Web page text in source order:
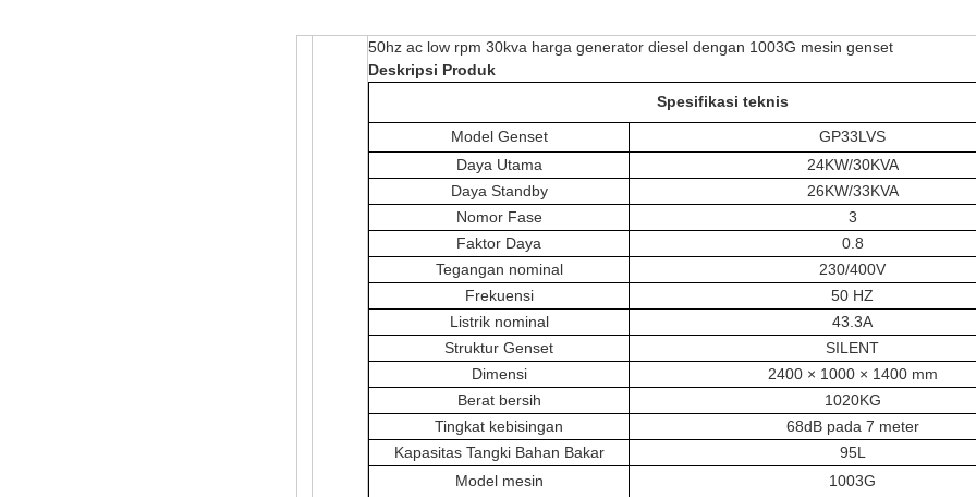
50hz ac low rpm 30kva harga generator diesel dengan 1003G mesin genset
Deskripsi Produk
Spesifikasi teknis
Model Genset
GP33LVS
Daya Utama
24KW/30KVA
Daya Standby
26KW/33KVA
Nomor Fase
3
Faktor Daya
0.8
Tegangan nominal
230/400V
Frekuensi
50 HZ
Listrik nominal
43.3A
Struktur Genset
SILENT
Dimensi
2400 × 1000 × 1400 mm
Berat bersih
1020KG
Tingkat kebisingan
68dB pada 7 meter
Kapasitas Tangki Bahan Bakar
95L
Model mesin
1003G